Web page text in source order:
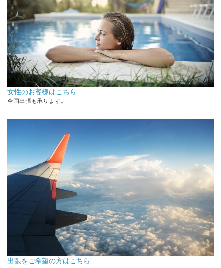
女性のお客様はこちら
全国出張も承ります。
出張をご希望の方はこちら